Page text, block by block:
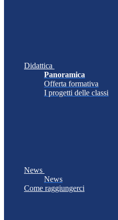
Didattica
Panoramica
Offerta formativa
I progetti delle classi
News
News
Come raggiungerci